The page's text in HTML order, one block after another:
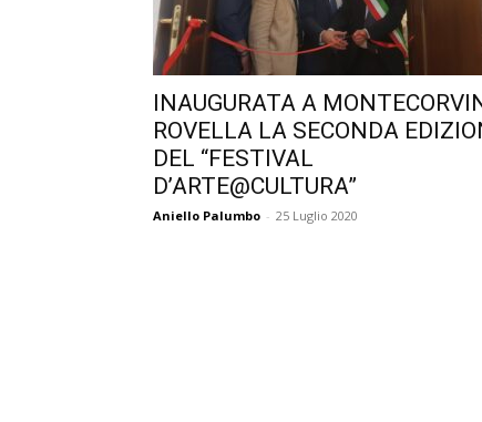
INAUGURATA A
ROVELLA LA SECONDA
DEL “FESTIVAL
D’ARTE@CULTURA”
Aniello Palumbo - 25 Luglio 2020